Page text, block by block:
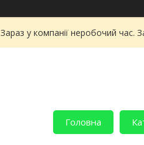
Зараз у компанії неробочий час.
Головна